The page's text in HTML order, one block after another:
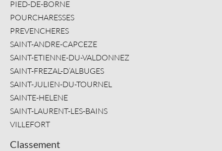
PIED-DE-BORNE
POURCHARESSES
PREVENCHERES
SAINT-ANDRE-CAPCEZE
SAINT-ETIENNE-DU-VALDONNEZ
SAINT-FREZAL-D’ALBUGES
SAINT-JULIEN-DU-TOURNEL
SAINTE-HELENE
SAINT-LAURENT-LES-BAINS
VILLEFORT
Classement